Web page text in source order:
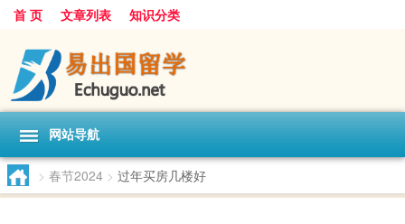
首 页 文章列表 知识分类
网站导航
> 春节2024 > 过年买房几楼好